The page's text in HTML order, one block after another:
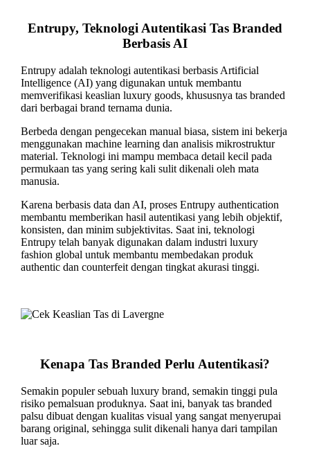
Entrupy, Teknologi Autentikasi Tas Branded
Berbasis AI
Entrupy adalah teknologi autentikasi berbasis Artificial
Intelligence (AI) yang digunakan untuk membantu
memverifikasi keaslian luxury goods, khususnya tas branded
dari berbagai brand ternama dunia.
Berbeda dengan pengecekan manual biasa, sistem ini bekerja
menggunakan machine learning dan analisis mikrostruktur
material. Teknologi ini mampu membaca detail kecil pada
permukaan tas yang sering kali sulit dikenali oleh mata
manusia.
Karena berbasis data dan AI, proses Entrupy authentication
membantu memberikan hasil autentikasi yang lebih objektif,
konsisten, dan minim subjektivitas. Saat ini, teknologi
Entrupy telah banyak digunakan dalam industri luxury
fashion global untuk membantu membedakan produk
authentic dan counterfeit dengan tingkat akurasi tinggi.
Kenapa Tas Branded Perlu Autentikasi?
Semakin populer sebuah luxury brand, semakin tinggi pula
risiko pemalsuan produknya. Saat ini, banyak tas branded
palsu dibuat dengan kualitas visual yang sangat menyerupai
barang original, sehingga sulit dikenali hanya dari tampilan
luar saja.